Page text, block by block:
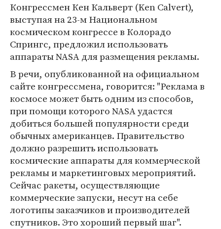
Конгрессмен Кен Кальверт (Ken Calvert),
выступая на 23-м Национальном
космическом конгрессе в Колорадо
Спрингс, предложил использовать
аппараты NASA для размещения рекламы.
В речи, опубликованной на официальном
сайте конгрессмена, говорится: "Реклама в
космосе может быть одним из способов,
при помощи которого NASA удастся
добиться большей популярности среди
обычных американцев. Правительство
должно разрешить использовать
космические аппараты для коммерческой
рекламы и маркетинговых мероприятий.
Сейчас ракеты, осуществляющие
коммерческие запуски, несут на себе
логотипы заказчиков и производителей
спутников. Это хороший первый шаг".